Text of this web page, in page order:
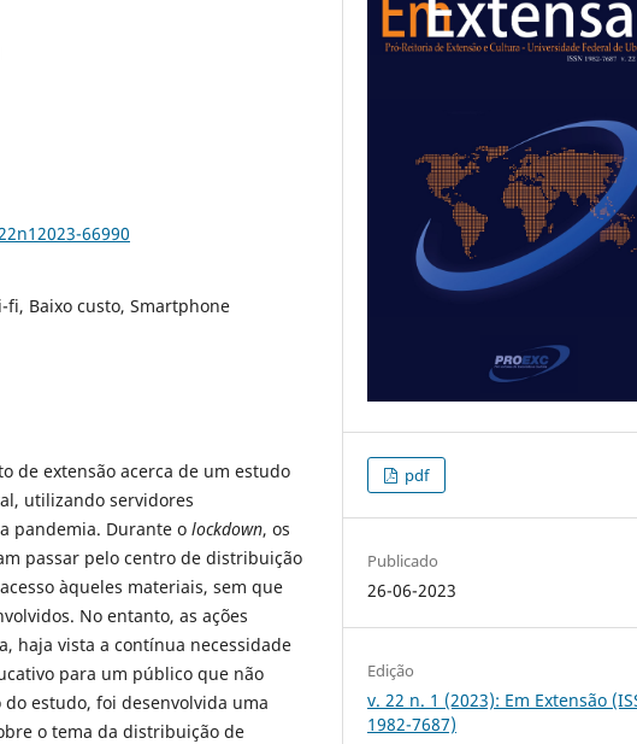
66990
fi, Baixo custo, Smartphone
de extensão acerca de um estudo
utilizando servidores
pandemia. Durante o lockdown, os
passar pelo centro de distribuição
àqueles materiais, sem que
No entanto, as ações
haja vista a contínua necessidade
para um público que não
estudo, foi desenvolvida uma
o tema da distribuição de
pdf
Publicado
26-06-2023
Edição
v. 22 n. 1 (2023): Em Extensão
1982-7687)